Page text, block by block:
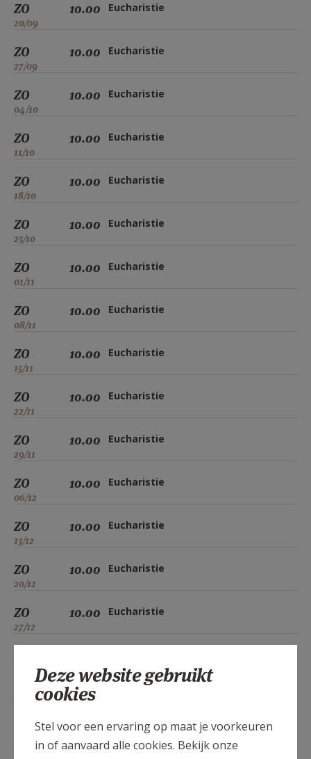
ZO
20/09
10.00 Eucharistie
ZO
27/09
10.00 Eucharistie
ZO
04/10
10.00 Eucharistie
ZO
11/10
10.00 Eucharistie
ZO
18/10
10.00 Eucharistie
ZO
25/10
10.00 Eucharistie
ZO
01/11
10.00 Eucharistie
ZO
08/11
10.00 Eucharistie
ZO
15/11
10.00 Eucharistie
ZO
22/11
10.00 Eucharistie
ZO
29/11
10.00 Eucharistie
ZO
06/12
10.00 Eucharistie
ZO
13/12
10.00 Eucharistie
ZO
20/12
10.00 Eucharistie
ZO
27/12
10.00 Eucharistie
10.00
10.00 Eucharistie
Deze website gebruikt
cookies
Stel voor een ervaring op maat je voorkeuren
in of aanvaard alle cookies. Bekijk onze